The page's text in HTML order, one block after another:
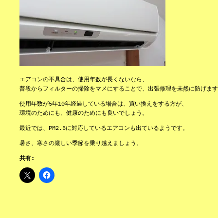
エアコンの不具合は、使用年数が長くないなら、
普段からフィルターの掃除をマメにすることで、出張修理を未然に防げま
使用年数が5年10年経過している場合は、買い換えをする方が、
環境のためにも、健康のためにも良いでしょう。
最近では、PM2.5に対応しているエアコンも出ているようです。
暑さ、寒さの厳しい季節を乗り越えましょう。
共有: